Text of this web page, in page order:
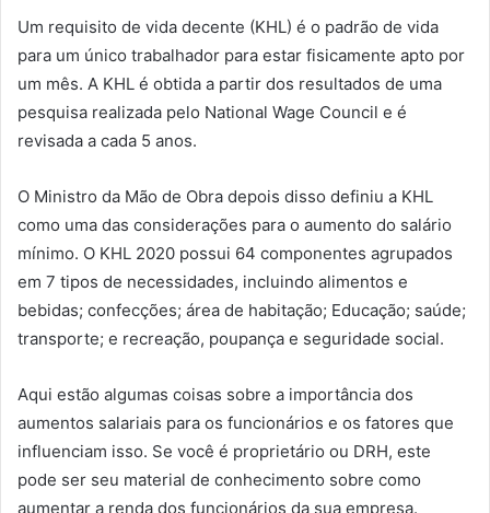
Um requisito de vida decente (KHL) é o padrão de vida
para um único trabalhador para estar fisicamente apto por
um mês. A KHL é obtida a partir dos resultados de uma
pesquisa realizada pelo National Wage Council e é
revisada a cada 5 anos.
O Ministro da Mão de Obra depois disso definiu a KHL
como uma das considerações para o aumento do salário
mínimo. O KHL 2020 possui 64 componentes agrupados
em 7 tipos de necessidades, incluindo alimentos e
bebidas; confecções; área de habitação; Educação; saúde;
transporte; e recreação, poupança e seguridade social.
Aqui estão algumas coisas sobre a importância dos
aumentos salariais para os funcionários e os fatores que
influenciam isso. Se você é proprietário ou DRH, este
pode ser seu material de conhecimento sobre como
aumentar a renda dos funcionários da sua empresa.